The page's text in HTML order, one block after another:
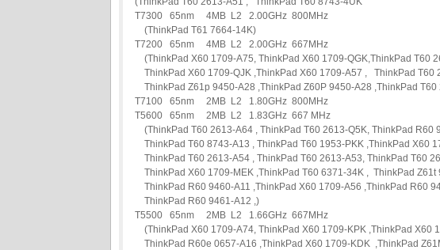
T7300 65nm 4MB L2 2.00GHz 800MHz
(ThinkPad T61 7664-14K)
T7200 65nm 4MB L2 2.00GHz 667MHz
(ThinkPad X60 1709-A75, ThinkPad X60 1709-QGK,ThinkPad T60
ThinkPad X60 1709-QJK ,ThinkPad X60 1709-A57 , ThinkPad T60
ThinkPad Z61p 9450-A28 ,ThinkPad Z60P 9450-A28 ,ThinkPad T60
T7100 65nm 2MB L2 1.80GHz 800MHz
T5600 65nm 2MB L2 1.83GHz 667 MHz
(ThinkPad T60 2613-A64 , ThinkPad T60 2613-Q5K, ThinkPad R60
ThinkPad T60 8743-A13 , ThinkPad T60 1953-PKK ,ThinkPad X60
ThinkPad T60 2613-A54 , ThinkPad T60 2613-A53, ThinkPad T60
ThinkPad X60 1709-MEK ,ThinkPad T60 6371-34K , ThinkPad Z61t
ThinkPad R60 9460-A11 ,ThinkPad X60 1709-A56 ,ThinkPad R60
ThinkPad R60 9461-A12 ,)
T5500 65nm 2MB L2 1.66GHz 667MHz
(ThinkPad X60 1709-A74, ThinkPad X60 1709-KPK ,ThinkPad X60
ThinkPad R60e 0657-A16 ,ThinkPad X60 1709-KDK ,ThinkPad